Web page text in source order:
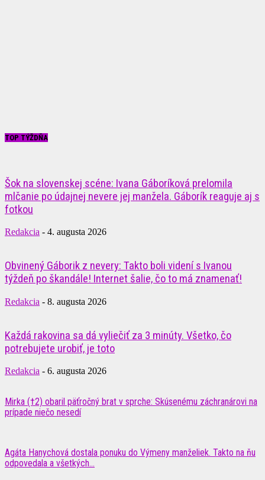
TOP TÝŽDŇA
Šok na slovenskej scéne: Ivana Gáboríková prelomila
mlčanie po údajnej nevere jej manžela. Gáborík reaguje aj s
fotkou
Redakcia - 4. augusta 2026
Obvinený Gáborik z nevery: Takto boli videní s Ivanou
týždeň po škandále! Internet šalie, čo to má znamenať!
Redakcia - 8. augusta 2026
Každá rakovina sa dá vyliečiť za 3 minúty. Všetko, čo
potrebujete urobiť, je toto
Redakcia - 6. augusta 2026
Mirka (†2) obaril päťročný brat v sprche: Skúsenému záchranárovi na
prípade niečo nesedí
Agáta Hanychová dostala ponuku do Výmeny manželiek. Takto na ňu
odpovedala a všetkých...